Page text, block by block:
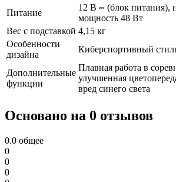
Питание
12 В ⎓ (блок питания),
мощность 48 Вт
Вес с подставкой 4,15 кг
Особенности
дизайна
Киберспортивный
Дополнительные
функции
Плавная работа в
улучшенная
вред синего света
Основано на 0 отзывов
0.0 общее
0
0
0